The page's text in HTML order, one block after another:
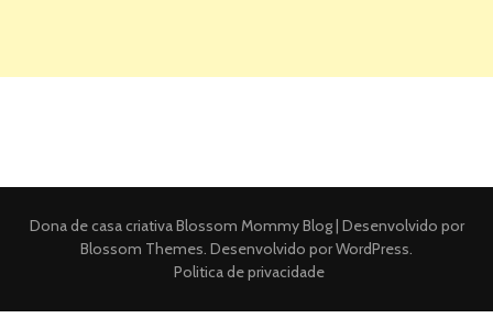
Dona de casa criativaBlossom Mommy Blog | Desenvolvido por
Blossom Themes. Desenvolvido porWordPress.
Politica de privacidade